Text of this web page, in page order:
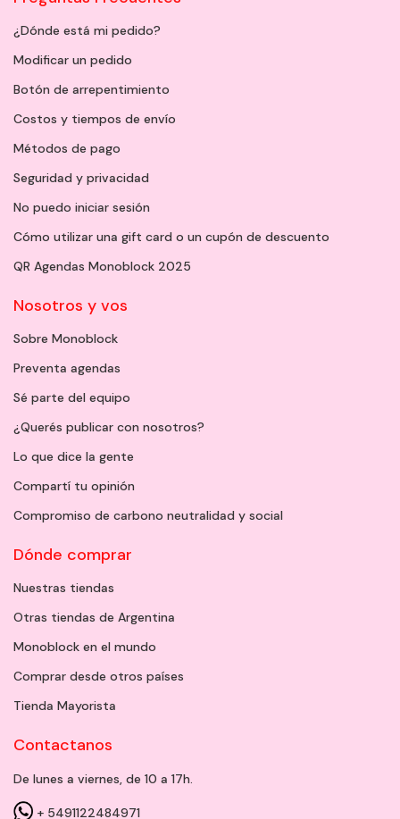
¿Dónde está mi pedido?
Modificar un pedido
Botón de arrepentimiento
Costos y tiempos de envío
Métodos de pago
Seguridad y privacidad
No puedo iniciar sesión
Cómo utilizar una gift card o un cupón de descuento
QR Agendas Monoblock 2025
Nosotros y vos
Sobre Monoblock
Preventa agendas
Sé parte del equipo
¿Querés publicar con nosotros?
Lo que dice la gente
Compartí tu opinión
Compromiso de carbono neutralidad y social
Dónde comprar
Nuestras tiendas
Otras tiendas de Argentina
Monoblock en el mundo
Comprar desde otros países
Tienda Mayorista
Contactanos
De lunes a viernes, de 10 a 17h.
+ 5491122484971